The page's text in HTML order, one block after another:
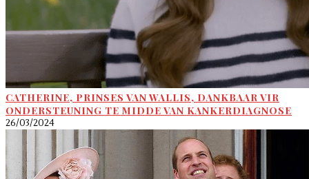
CATHERINE, PRINSES VAN WALLIS, DANKBAAR VIR
ONDERSTEUNING TE MIDDE VAN KANKERDIAGNOSE
26/03/2024